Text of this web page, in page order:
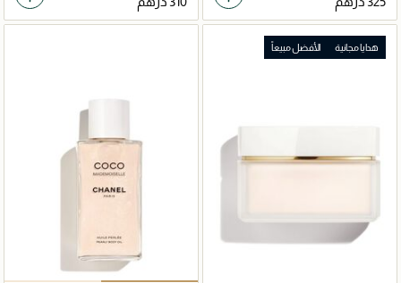
هدايا مجانية الأفضل مبيعاً